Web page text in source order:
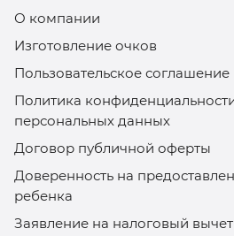
О компании
Изготовление очков
Пользовательское соглашение
Политика
персональных данных
Договор публичной оферты
Доверенность на
ребенка
Заявление на налоговый вычет